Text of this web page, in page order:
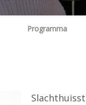
Programma